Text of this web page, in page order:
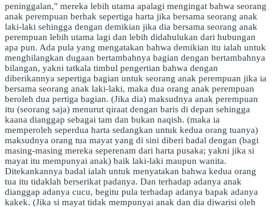
peninggalan," mereka lebih utama apalagi mengingat bahwa seorang
anak perempuan berhak sepertiga harta jika bersama seorang anak
laki-laki sehingga dengan demikian jika dia bersama seorang anak
perempuan lebih utama lagi dan lebih didahulukan dari hubungan
apa pun. Ada pula yang mengatakan bahwa demikian itu ialah untuk
menghilangkan dugaan bertambahnya bagian dengan bertambahnya
bilangan, yakni tatkala timbul pengertian bahwa dengan
diberikannya sepertiga bagian untuk seorang anak perempuan jika ia
bersama seorang anak laki-laki, maka dua orang anak perempuan
beroleh dua pertiga bagian. (Jika dia) maksudnya anak perempuan
itu (seorang saja) menurut qiraat dengan baris di depan sehingga
kaana dianggap sebagai tam dan bukan naqish. (maka ia
memperoleh seperdua harta sedangkan untuk kedua orang tuanya)
maksudnya orang tua mayat yang di sini diberi badal dengan (bagi
masing-masing mereka seperenam dari harta pusaka; yakni jika si
mayat itu mempunyai anak) baik laki-laki maupun wanita.
Ditekankannya badal ialah untuk menyatakan bahwa kedua orang
tua itu tidaklah berserikat padanya. Dan terhadap adanya anak
dianggap adanya cucu, begitu pula terhadap adanya bapak adanya
kakek. (Jika si mayat tidak mempunyai anak dan dia diwarisi oleh